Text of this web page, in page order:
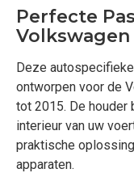
Perfecte
Volkswagen
Deze
ontworpen voor de
tot 2015. De houder
interieur van uw
praktische
apparaten.